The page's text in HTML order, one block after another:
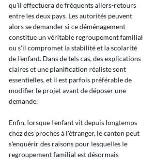
qu'il effectuera de fréquents allers-retours
entre les deux pays. Les autorités peuvent
alors se demander si ce déménagement
constitue un véritable regroupement familial
ou s'il compromet la stabilité et la scolarité
de l'enfant. Dans de tels cas, des explications
claires et une planification réaliste sont
essentielles, et il est parfois préférable de
modifier le projet avant de déposer une
demande.
Enfin, lorsque l'enfant vit depuis longtemps
chez des proches à l'étranger, le canton peut
s'enquérir des raisons pour lesquelles le
regroupement familial est désormais